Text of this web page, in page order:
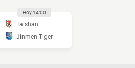
Hoy 14:00
Taishan
Jinmen Tiger